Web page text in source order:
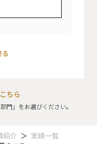
る
こちら
門」をお選びください。
紹介
実績一覧